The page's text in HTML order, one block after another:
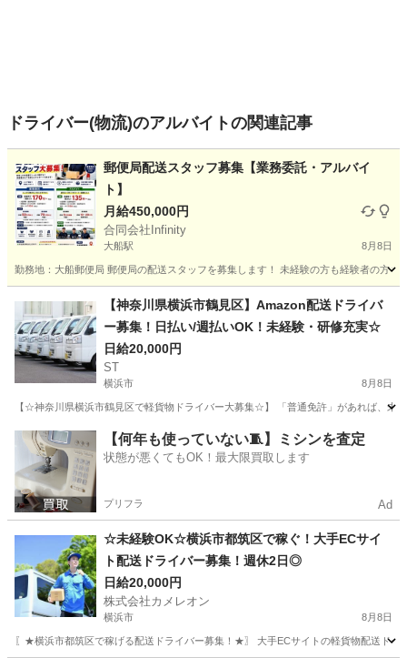
ドライバー(物流)のアルバイトの関連記事
郵便局配送スタッフ募集【業務委託・アルバイ
ト】
月給450,000円
合同会社Infinity
大船駅 8月8日
勤務地：大船郵便局 郵便局の配送スタッフを募集します！ 未経験の方も経験者の方
大船駅 配送 郵便局
【神奈川県横浜市鶴見区】Amazon配送ドライバ
ー募集！日払い/週払いOK！未経験・研修充実☆
日給20,000円
ST
横浜市 8月8日
【☆神奈川県横浜市鶴見区で軽貨物ドライバー大募集☆】 「普通免許」があれば、未
神奈川 横浜市 ドライバー Amazon
【何年も使っていない🧵】ミシンを査定
状態が悪くてもOK！最大限買取します
プリフラ Ad
☆未経験OK☆横浜市都筑区で稼ぐ！大手ECサイ
ト配送ドライバー募集！週休2日◎
日給20,000円
株式会社カメレオン
横浜市 8月8日
〖★横浜市都筑区で稼げる配送ドライバー募集！★〗 大手ECサイトの軽貨物配送ド